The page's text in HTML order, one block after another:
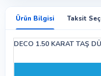
Ürün Bilgisi Taksit
DECO 1.50 KARAT TAŞ